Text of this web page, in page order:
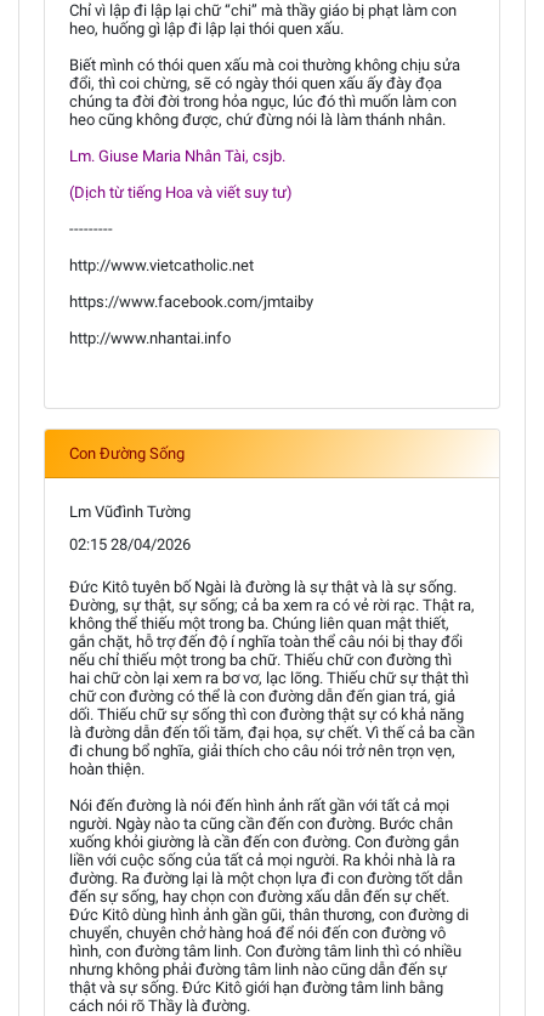
Chỉ vì lập đi lập lại chữ “chi” mà thầy giáo bị phạt làm con
heo, huống gì lập đi lập lại thói quen xấu.
Biết mình có thói quen xấu mà coi thường không chịu sửa
đổi, thì coi chừng, sẽ có ngày thói quen xấu ấy đày đọa
chúng ta đời đời trong hỏa ngục, lúc đó thì muốn làm con
heo cũng không được, chứ đừng nói là làm thánh nhân.
Lm. Giuse Maria Nhân Tài, csjb.
(Dịch từ tiếng Hoa và viết suy tư)
---------
http://www.vietcatholic.net
https://www.facebook.com/jmtaiby
http://www.nhantai.info
Con Đường Sống
Lm Vũđình Tường
02:15 28/04/2026
Đức Kitô tuyên bố Ngài là đường là sự thật và là sự sống.
Đường, sự thật, sự sống; cả ba xem ra có vẻ rời rạc. Thật ra,
không thể thiếu một trong ba. Chúng liên quan mật thiết,
gắn chặt, hỗ trợ đến độ í nghĩa toàn thể câu nói bị thay đổi
nếu chỉ thiếu một trong ba chữ. Thiếu chữ con đường thì
hai chữ còn lại xem ra bơ vơ, lạc lõng. Thiếu chữ sự thật thì
chữ con đường có thể là con đường dẫn đến gian trá, giả
dối. Thiếu chữ sự sống thì con đường thật sự có khả năng
là đường dẫn đến tối tăm, đại họa, sự chết. Vì thế cả ba cần
đi chung bổ nghĩa, giải thích cho câu nói trở nên trọn vẹn,
hoàn thiện.
Nói đến đường là nói đến hình ảnh rất gần với tất cả mọi
người. Ngày nào ta cũng cần đến con đường. Bước chân
xuống khỏi giường là cần đến con đường. Con đường gắn
liền với cuộc sống của tất cả mọi người. Ra khỏi nhà là ra
đường. Ra đường lại là một chọn lựa đi con đường tốt dẫn
đến sự sống, hay chọn con đường xấu dẫn đến sự chết.
Đức Kitô dùng hình ảnh gần gũi, thân thương, con đường di
chuyển, chuyên chở hàng hoá để nói đến con đường vô
hình, con đường tâm linh. Con đường tâm linh thì có nhiều
nhưng không phải đường tâm linh nào cũng dẫn đến sự
thật và sự sống. Đức Kitô giới hạn đường tâm linh bằng
cách nói rõ Thầy là đường.